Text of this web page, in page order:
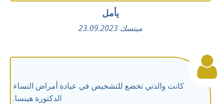
يأمل
مينسك 23.09.2023
كانت والدتي تخضع للتشخيص في عيادة أمراض النساء
الدكتورة هينسا.